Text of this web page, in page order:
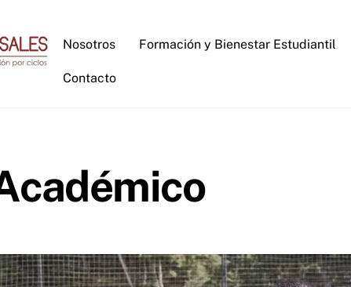
Nosotros Formación y Bienestar Estudiantil
Contacto